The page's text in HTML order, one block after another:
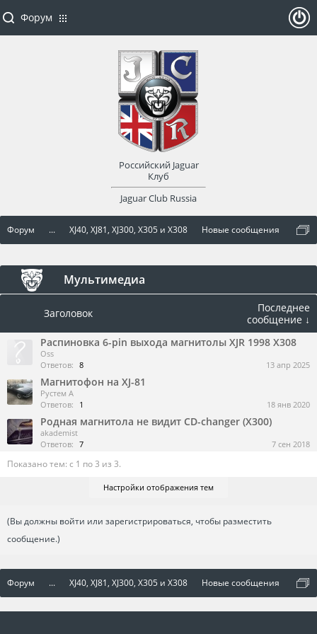
Форум ... XJ40, XJ81, XJ300, X305 и X308 Новые сообщения
Мультимедиа
Заголовок
Последнее
сообщение ↓
Распиновка 6-pin выхода магнитолы XJR 1998 X308
Oss
Ответов: 8 13 апр 2025
Магнитофон на XJ-81
Рустем А
Ответов:
1 18 янв 2020
Родная магнитола не видит CD-changer (X300)
akademist
Ответов: 7 7 сен 2018
Показано тем: с 1 по 3 из 3.
Настройки отображения тем
(Вы должны войти или зарегистрироваться, чтобы разместить
сообщение.)
Форум ... XJ40, XJ81, XJ300, X305 и X308 Новые сообщения
Форум
Российский Jaguar
Клуб
Jaguar Club Russia
оват